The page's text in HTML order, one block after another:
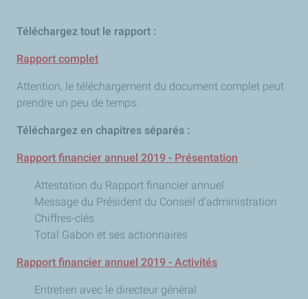
Téléchargez tout le rapport :
Rapport complet
Attention, le téléchargement du document complet peut
prendre un peu de temps.
Téléchargez en chapitres séparés :
Rapport financier annuel 2019 - Présentation
Attestation du Rapport financier annuel
Message du Président du Conseil d'administration
Chiffres-clés
Total Gabon et ses actionnaires
Rapport financier annuel 2019 - Activités
Entretien avec le directeur général